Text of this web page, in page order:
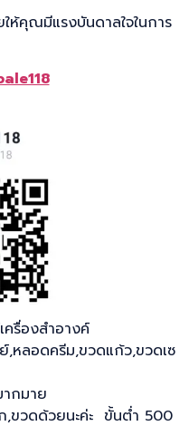
ให้คุณมีแรงบันดาลใจในการ
รื่องสำอางค์
,หลอดครีม,ขวดแก้ว,ขวดเซ
กมาย
,ขวดด้วยนะค่ะ ขั้นต่ำ 500